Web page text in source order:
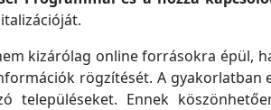
kizárólag online forrásokra épül,
rögzítését. A
településeket. Ennek